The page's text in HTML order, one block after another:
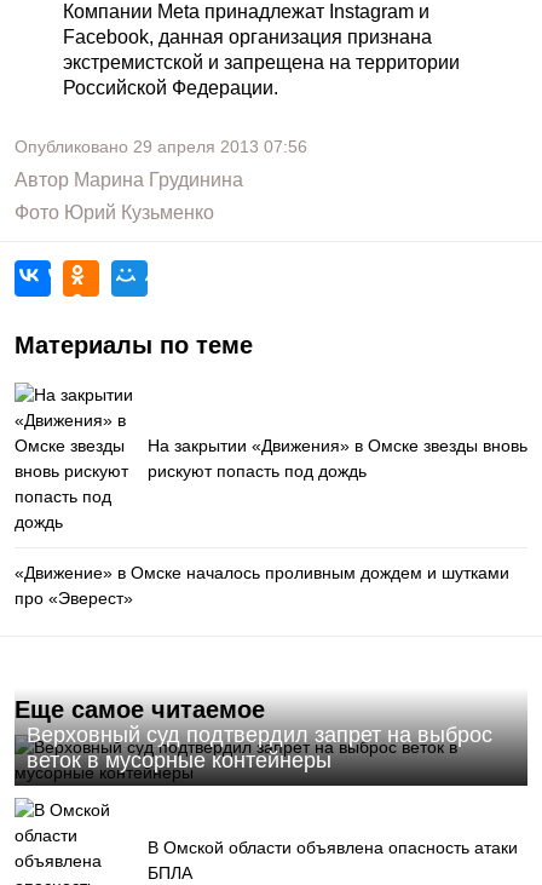
Компании Meta принадлежат Instagram и
Facebook, данная организация признана
экстремистской и запрещена на территории
Российской Федерации.
Опубликовано 29 апреля 2013 07:56
Автор Марина Грудинина
Фото Юрий Кузьменко
Материалы по теме
На закрытии «Движения» в Омске звезды вновь
рискуют попасть под дождь
«Движение» в Омске началось проливным дождем и шутками
про «Эверест»
Еще самое читаемое
Верховный суд подтвердил запрет на выброс
веток в мусорные контейнеры
В Омской области объявлена опасность атаки
БПЛА